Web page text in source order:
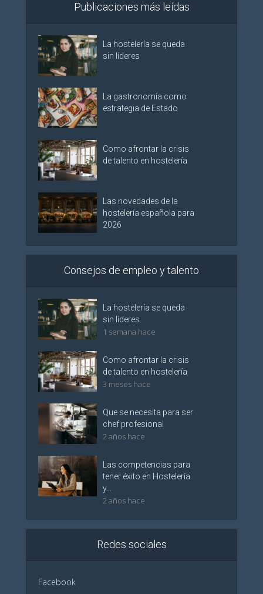
Publicaciones más leídas
La hostelería se queda
sin líderes
La gastronomía como
estrategia de Estado
Como afrontar la crisis
de talento en hostelería
Las novedades de la
hostelería española para
2026
Consejos de empleo y talento
La hostelería se queda
sin líderes
1 semana hace
Como afrontar la crisis
de talento en hostelería
3 meses hace
Que se necesita para ser
chef profesional
2 años hace
Las competencias para
tener éxito en Hostelería
y...
2 años hace
Redes sociales
Facebook